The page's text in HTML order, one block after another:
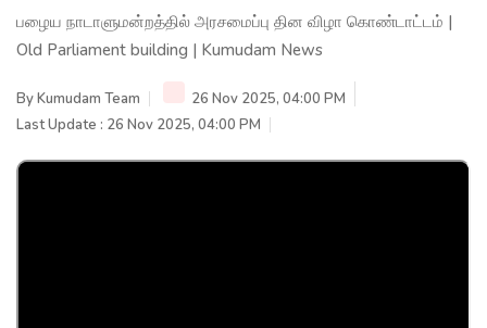
பழைய நாடாளுமன்றத்தில் அரசமைப்பு தின விழா கொண்டாட்டம் |
Old Parliament building | Kumudam News
ByKumudam Team
26 Nov 2025, 04:00 PM
Last Update : 26 Nov 2025, 04:00 PM